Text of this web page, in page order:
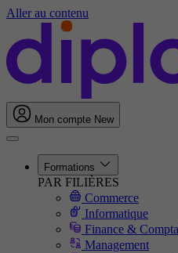
Aller au contenu
Mon compte New
Formations
PAR FILIÈRES
Commerce
Informatique
Finance &
Management